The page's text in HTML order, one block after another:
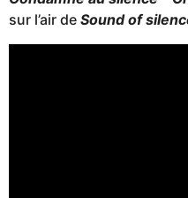
sur l’air de Sound of